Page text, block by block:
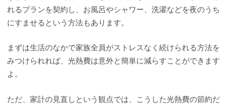
れるプランを契約し、お風呂やシャワー、洗濯などを夜のうち
にすませるという方法もあります。
まずは生活のなかで家族全員がストレスなく続けられる方法を
みつけられれば、光熱費は意外と簡単に減らすことができます
よ。
ただ、家計の見直しという観点では、こうした光熱費の節約だ